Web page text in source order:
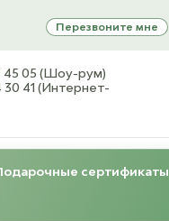
Перезвоните мне
45 05 (Шоу-рум)
30 41 (Интернет-
сертификаты